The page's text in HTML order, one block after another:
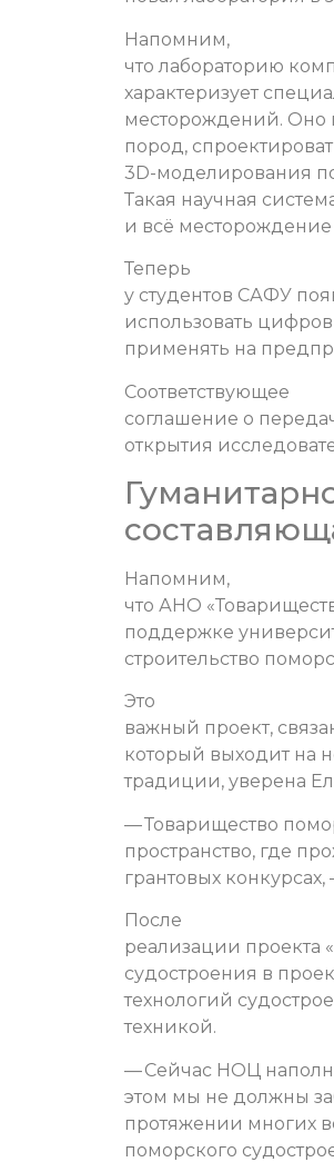
Напомним,
что лабораторию
характеризует
месторождений. Оно
пород,
3D-моделирования
Такая научная
и всё месторождение
Теперь
у студентов САФУ
использовать
применять на
Соответствующее
соглашение о
открытия
Напомним,
что АНО
поддержке
строительство
Это
важный проект,
который выходит на
традиции, уверена
— Товарищество
пространство, где
грантовых
После
реализации проекта
судостроения в
технологий
техникой.
— Сейчас НОЦ
этом мы не должны
протяжении многих
поморского